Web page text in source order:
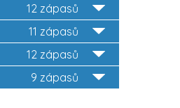
12 zápasů
11 zápasů
12 zápasů
9 zápasů